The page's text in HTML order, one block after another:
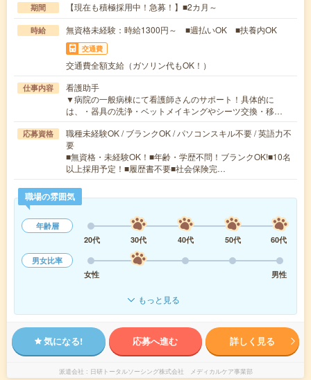
期間 【現在も積極採用中！急募！】■2カ月～
時給 無資格未経験：時給1300円～ ■週払いOK ■扶養内OK
交通費
交通費全額支給（ガソリン代もOK！）
仕事内容
看護助手
▼病院の一般病棟にて看護師さんのサポート！具体的に
は、・器具の洗浄・ベットメイキングやシーツ交換・移…
応募資格
職種未経験OK / ブランクOK / パソコンスキル不要 / 英語力不
要
■無資格・未経験OK！■年齢・学歴不問！ブランクOK!■10名
以上採用予定！■履歴書不要■社会保険完…
職場の雰囲気
年齢層
20代
30代 40代 50代
60代
男女比率
女性
男性
もっと見る
気になる! 応募へ進む 詳しく見る
派遣会社 日研トータルソーシング株式会社 メディカルケア事業部